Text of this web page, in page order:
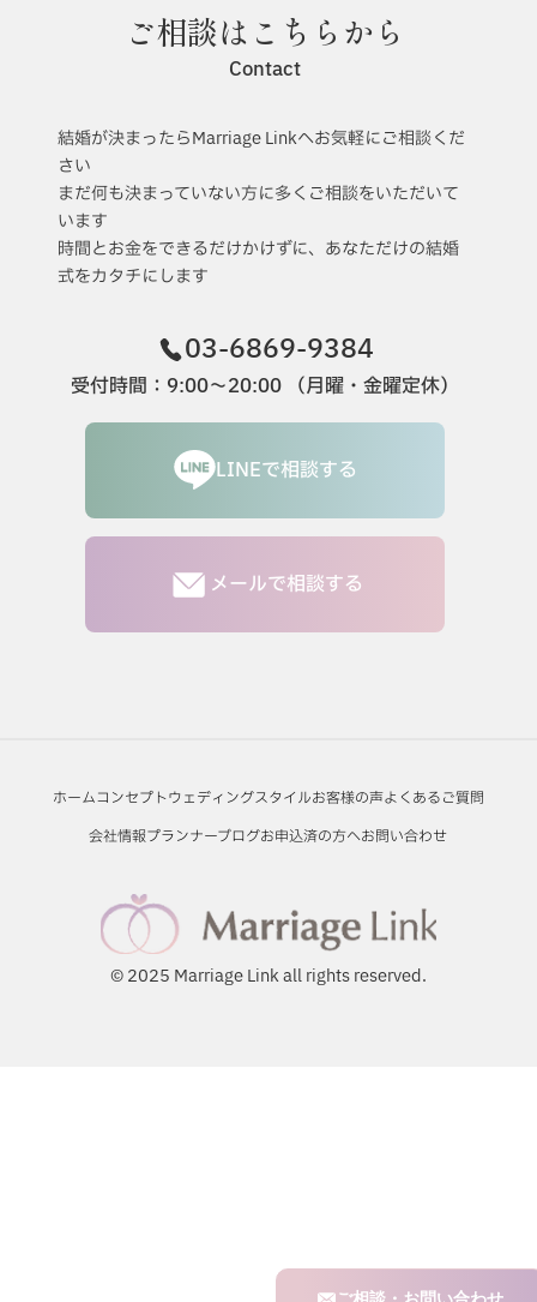
6月のインスタライブ報告！
ご相談はこちらから
Contact
結婚が決まったらMarriage Linkへお気軽にご相談くだ
さい
まだ何も決まっていない方に多くご相談をいただいて
います
時間とお金をできるだけかけずに、あなただけの結婚
式をカタチにします
03-6869-9384
受付時間：9:00〜20:00 （月曜・金曜定休）
LINEで相談する
メールで相談する
ホームコンセプトウェディングスタイルお客様の声よくあるご質問
会社情報プランナーブログお申込済の方へお問い合わせ
© 2025 Marriage Link all rights reserved.